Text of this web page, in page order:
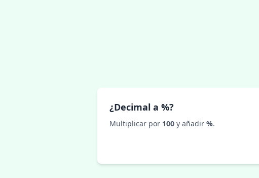
¿Decimal a %?
Multiplicar por 100 y añadir %.